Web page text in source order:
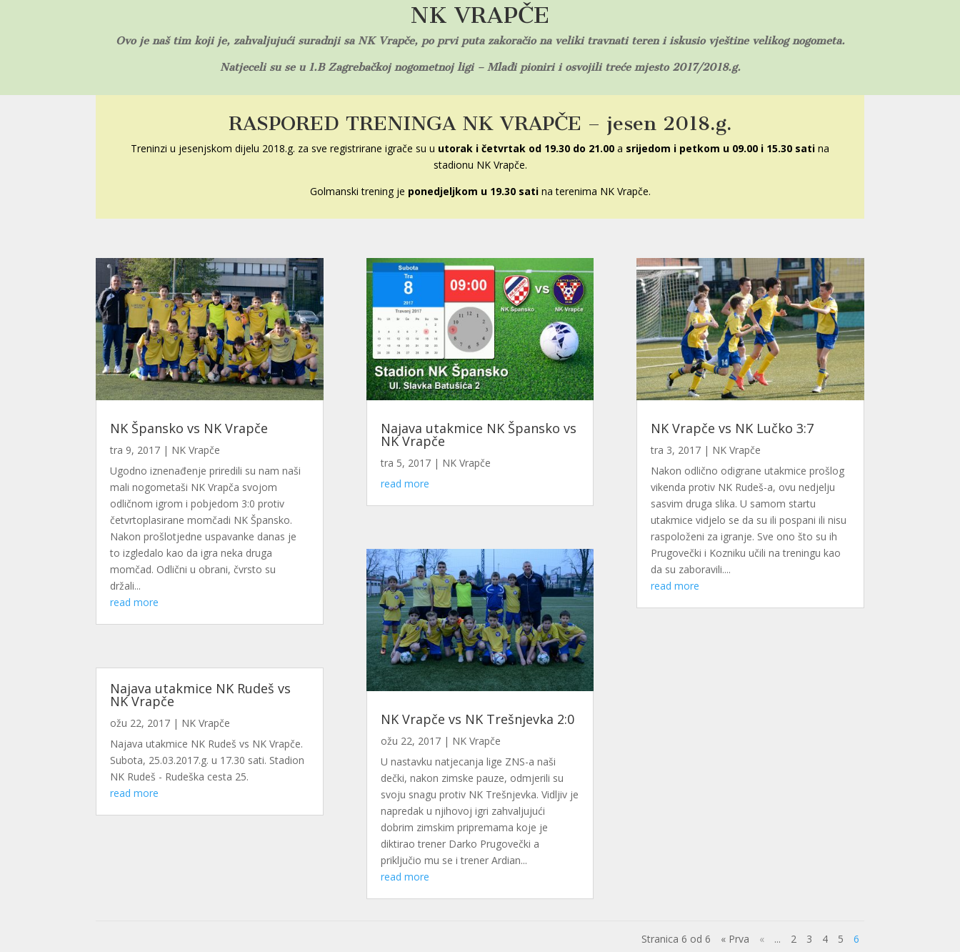
NK VRAPČE
Ovo je naš tim koji je, zahvaljujući suradnji sa NK Vrapče, po prvi puta zakoračio na veliki travnati teren i iskusio vještine velikog nogometa.
Natjeceli su se u 1.B Zagrebačkoj nogometnoj ligi – Mlađi pioniri i osvojili treće mjesto 2017/2018.g.
RASPORED TRENINGA NK VRAPČE – jesen 2018.g.
Treninzi u jesenjskom dijelu 2018.g. za sve registrirane igrače su u utorak i četvrtak od 19.30 do 21.00 a srijedom i petkom u 09.00 i 15.30 sati na
stadionu NK Vrapče.
Golmanski trening je ponedjeljkom u 19.30 satina terenima NK Vrapče.
NK Špansko vs NK Vrapče
tra 9, 2017 | NK Vrapče
Ugodno iznenađenje priredili su nam naši
mali nogometaši NK Vrapča svojom
odličnom igrom i pobjedom 3:0 protiv
četvrtoplasirane momčadi NK Špansko.
Nakon prošlotjedne uspavanke danas je
to izgledalo kao da igra neka druga
momčad. Odlični u obrani, čvrsto su
držali...
read more
Najava utakmice NK Rudeš vs
NK Vrapče
ožu 22, 2017 | NK Vrapče
Najava utakmice NK Rudeš vs NK Vrapče.
Subota, 25.03.2017.g. u 17.30 sati. Stadion
NK Rudeš - Rudeška cesta 25.
read more
Najava utakmice NK Špansko vs
NK Vrapče
tra 5, 2017| NK Vrapče
read more
NK Vrapče vs NK Trešnjevka 2:0
ožu 22, 2017| NK Vrapče
U nastavku natjecanja lige ZNS-a naši
dečki, nakon zimske pauze, odmjerili su
svoju snagu protiv NK Trešnjevka. Vidljiv je
napredak u njihovoj igri zahvaljujući
dobrim zimskim pripremama koje je
diktirao trener Darko Prugovečki a
priključio mu se i trener Ardian...
read more
NK Vrapče vs NK Lučko 3:7
tra 3, 2017| NK Vrapče
Nakon odlično odigrane utakmice prošlog
vikenda protiv NK Rudeš-a, ovu nedjelju
sasvim druga slika. U samom startu
utakmice vidjelo se da su ili pospani ili nisu
raspoloženi za igranje. Sve ono što su ih
Prugovečki i Kozniku učili na treningu kao
da su zaboravili....
read more
Stranica 6 od 6 « Prva « ... 2 3 4 5 6